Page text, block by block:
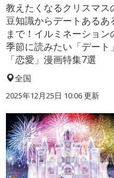
教えたくなるクリスマス
豆知識からデートあるあ
まで！イルミネーション
季節に読みたい「デート」
「恋愛」漫画特集7選
全国
2025年12月25日 10:06 更新